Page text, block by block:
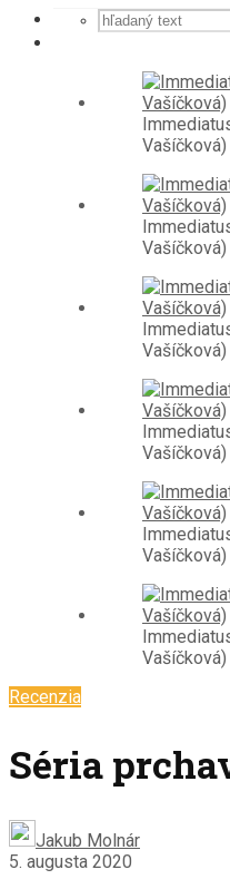
Vašíčková)
Vašíčková)
Vašíčková)
Vašíčková)
Vašíčková)
Vašíčková)
Recenzia
Séria
Jakub Molnár
5. augusta 2020